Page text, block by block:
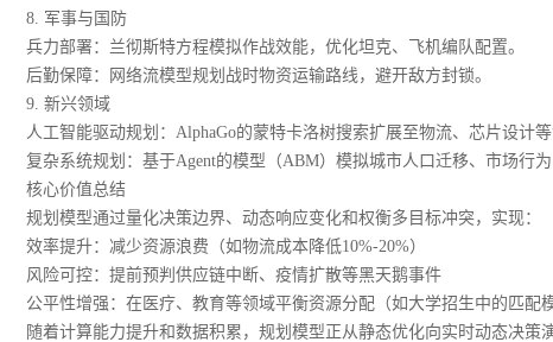
8. 军事与国防
兵力部署：兰彻斯特方程模拟作战效能，优化坦克、飞机编队配置。
后勤保障：网络流模型规划战时物资运输路线，避开敌方封锁。
9. 新兴领域
人工智能驱动规划：AlphaGo的蒙特卡洛树搜索扩展至物流、芯片设计等
复杂系统规划：基于Agent的模型（ABM）模拟城市人口迁移、市场行为
核心价值总结
规划模型通过量化决策边界、动态响应变化和权衡多目标冲突，实现：
效率提升：减少资源浪费（如物流成本降低10%-20%）
风险可控：提前预判供应链中断、疫情扩散等黑天鹅事件
公平性增强：在医疗、教育等领域平衡资源分配（如大学招生中的匹配模
随着计算能力提升和数据积累，规划模型正从静态优化向实时动态决策